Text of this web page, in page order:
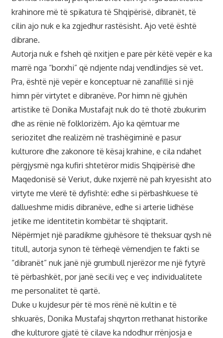
krahinore më të spikatura të Shqipërisë, dibranët, të
cilin ajo nuk e ka zgjedhur rastësisht. Ajo vetë është
dibrane.
Autorja nuk e fsheh që nxitjen e pare për këtë vepër e ka
marrë nga “borxhi” që ndjente ndaj vendlindjes së vet.
Pra, është një vepër e konceptuar në zanafillë si një
himn për virtytet e dibranëve. Por himn në gjuhën
artistike të Donika Mustafajt nuk do të thotë zbukurim
dhe as rënie në folklorizëm. Ajo ka qëmtuar me
seriozitet dhe realizëm në trashëgiminë e pasur
kulturore dhe zakonore të kësaj krahine, e cila ndahet
përgjysmë nga kufiri shtetëror midis Shqipërisë dhe
Maqedonisë së Veriut, duke nxjerrë në pah kryesisht ato
virtyte me vlerë të dyfishtë: edhe si përbashkuese të
dallueshme midis dibranëve, edhe si arterie lidhëse
jetike me identitetin kombëtar të shqiptarit.
Nëpërmjet një paradikme gjuhësore të theksuar qysh në
titull, autorja synon të tërheqë vëmendjen te fakti se
“dibranët” nuk janë një grumbull njerëzor me një fytyrë
të përbashkët, por janë secili veç e veç individualitete
me personalitet të qartë.
Duke u kujdesur për të mos rënë në kultin e të
shkuarës, Donika Mustafaj shqyrton rrethanat historike
dhe kulturore gjatë të cilave ka ndodhur rrënjosja e